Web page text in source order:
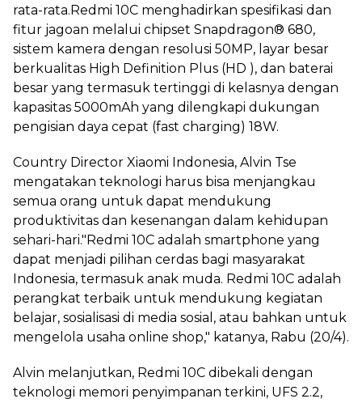
rata-rata.Redmi 10C menghadirkan spesifikasi dan
fitur jagoan melalui chipset Snapdragon® 680,
sistem kamera dengan resolusi 50MP, layar besar
berkualitas High Definition Plus (HD ), dan baterai
besar yang termasuk tertinggi di kelasnya dengan
kapasitas 5000mAh yang dilengkapi dukungan
pengisian daya cepat (fast charging) 18W.
Country Director Xiaomi Indonesia, Alvin Tse
mengatakan teknologi harus bisa menjangkau
semua orang untuk dapat mendukung
produktivitas dan kesenangan dalam kehidupan
sehari-hari."Redmi 10C adalah smartphone yang
dapat menjadi pilihan cerdas bagi masyarakat
Indonesia, termasuk anak muda. Redmi 10C adalah
perangkat terbaik untuk mendukung kegiatan
belajar, sosialisasi di media sosial, atau bahkan untuk
mengelola usaha online shop," katanya, Rabu (20/4).
Alvin melanjutkan, Redmi 10C dibekali dengan
teknologi memori penyimpanan terkini, UFS 2.2,